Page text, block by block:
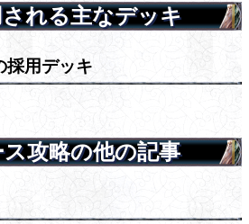
れる主なデッキ
採用デッキ
攻略の他の記事